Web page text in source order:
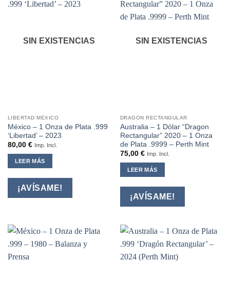
SIN EXISTENCIAS
LIBERTAD MÉXICO
México – 1 Onza de Plata .999
‘Libertad’ – 2023
80,00 € Imp. Incl.
LEER MÁS
¡AVÍSAME!
SIN EXISTENCIAS
DRAGON RECTANGULAR
Australia – 1 Dólar “Dragon
Rectangular” 2020 – 1 Onza
de Plata .9999 – Perth Mint
75,00 € Imp. Incl.
LEER MÁS
¡AVÍSAME!